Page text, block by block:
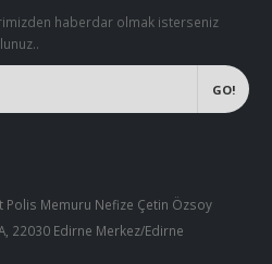
haberdar olmak isterseniz
Polis Memuru Nefize Çetin Özsoy
22030 Edirne Merkez/Edirne